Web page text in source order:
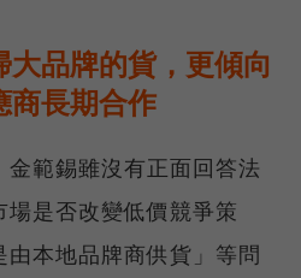
品牌的貨，更傾向
商長期合作
範錫雖沒有正面回答法
場是否改變低價競爭策
本地品牌商供貨」等問